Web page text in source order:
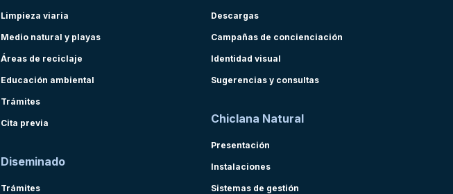
Limpieza viaria
Medio natural y playas
Áreas de reciclaje
Educación ambiental
Trámites
Cita previa
Diseminado
Trámites
Descargas
Campañas de concienciación
Identidad visual
Sugerencias y consultas
Chiclana Natural
Presentación
Instalaciones
Sistemas de gestión